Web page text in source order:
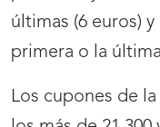
últimas (6 euros)
primera o la
Los cupones de